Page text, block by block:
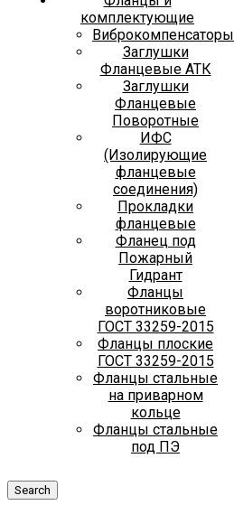
комплектующие
Виброкомпенсаторы
Заглушки
Фланцевые АТК
Заглушки
Фланцевые
Поворотные
ИФС
(Изолирующие
фланцевые
соединения)
Прокладки
фланцевые
Фланец под
Пожарный
Гидрант
Фланцы
воротниковые
ГОСТ 33259-2015
Фланцы плоские
ГОСТ 33259-2015
Фланцы стальные
на приварном
кольце
Фланцы стальные
под ПЭ
Search